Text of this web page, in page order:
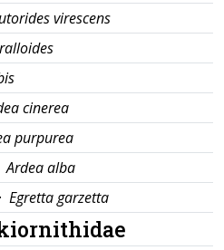
virescens
cinerea
purpurea
Ardea alba
· Egretta garzetta